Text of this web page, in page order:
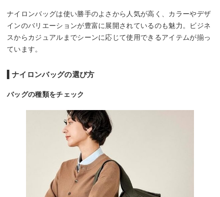
ナイロンバッグは使い勝手のよさから人気が高く、カラーやデザ
インのバリエーションが豊富に展開されているのも魅力。ビジネ
スからカジュアルまでシーンに応じて使用できるアイテムが揃っ
ています。
ナイロンバッグの選び方
バッグの種類をチェック